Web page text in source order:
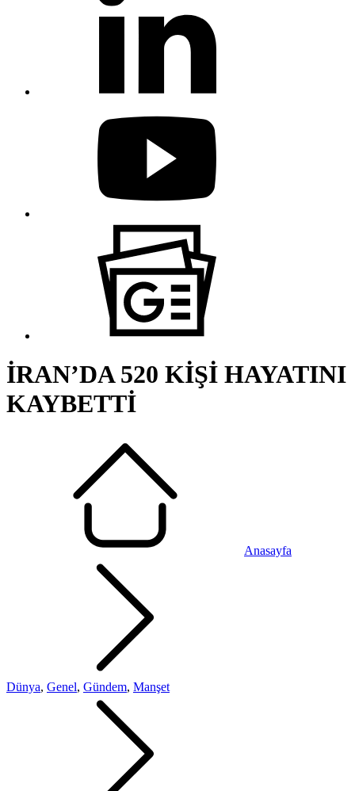
İRAN’DA 520 KİŞİ HAYATINI
KAYBETTİ
Anasayfa
Dünya, Genel, Gündem, Manşet